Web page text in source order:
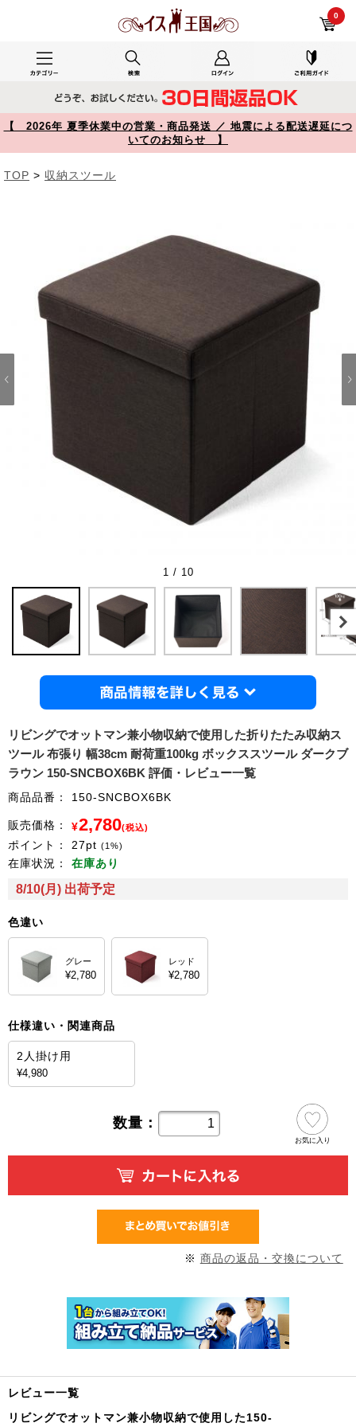
0
【 2026年 夏季休業中の営業・商品発送 ／ 地震による配送遅延につ
いてのお知らせ 】
TOP > 収納スツール
1 / 10
リビングでオットマン兼小物収納で使用した折りたたみ収納ス
ツール 布張り 幅38cm 耐荷重100kg ボックススツール ダークブ
ラウン 150-SNCBOX6BK 評価・レビュー一覧
商品品番： 150-SNCBOX6BK
販売価格： ¥2,780(税込)
ポイント： 27pt (1%)
在庫状況： 在庫あり
8/10(月) 出荷予定
色違い
グレー
¥2,780
レッド
¥2,780
仕様違い・関連商品
2人掛け用
¥4,980
数量：
お気に入り
※ 商品の返品・交換について
レビュー一覧
リビングでオットマン兼小物収納で使用した150-